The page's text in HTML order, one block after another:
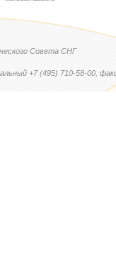
Совета СНГ
+7 (495) 710-58-00,